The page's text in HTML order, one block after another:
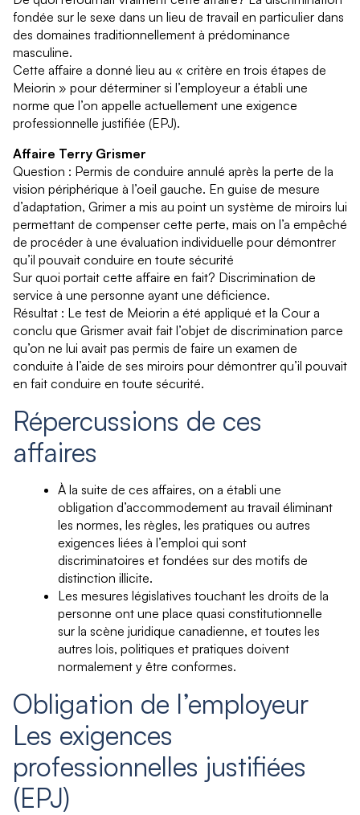
fondée sur le sexe dans un lieu de travail en particulier dans
des domaines traditionnellement à prédominance
masculine.
Cette affaire a donné lieu au « critère en trois étapes de
Meiorin » pour déterminer si l’employeur a établi une
norme que l’on appelle actuellement une exigence
professionnelle justifiée (EPJ).
Affaire Terry Grismer
Question : Permis de conduire annulé après la perte de la
vision périphérique à l’oeil gauche. En guise de mesure
d’adaptation, Grimer a mis au point un système de miroirs lui
permettant de compenser cette perte, mais on l’a empêché
de procéder à une évaluation individuelle pour démontrer
qu’il pouvait conduire en toute sécurité
Sur quoi portait cette affaire en fait? Discrimination de
service à une personne ayant une déficience.
Résultat : Le test de Meiorin a été appliqué et la Cour a
conclu que Grismer avait fait l’objet de discrimination parce
qu’on ne lui avait pas permis de faire un examen de
conduite à l’aide de ses miroirs pour démontrer qu’il pouvait
en fait conduire en toute sécurité.
Répercussions de ces
affaires
À la suite de ces affaires, on a établi une
obligation d’accommodement au travail éliminant
les normes, les règles, les pratiques ou autres
exigences liées à l’emploi qui sont
discriminatoires et fondées sur des motifs de
distinction illicite.
Les mesures législatives touchant les droits de la
personne ont une place quasi constitutionnelle
sur la scène juridique canadienne, et toutes les
autres lois, politiques et pratiques doivent
normalement y être conformes.
Obligation de l’employeur
Les exigences
professionnelles justifiées
(EPJ)